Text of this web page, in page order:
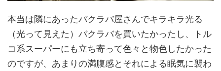
本当は隣にあったバクラバ屋さんでキラキラ光る
（光って見えた）バクラバを買いたかったし、トル
コ系スーパーにも立ち寄って色々と物色したかった
のですが、あまりの満腹感とそれによる眠気に襲わ